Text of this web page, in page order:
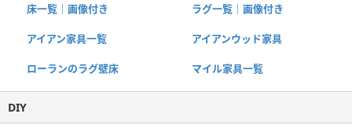
床一覧｜画像付き ラグ一覧｜画像付き
アイアン家具一覧 アイアンウッド家具
ローランのラグ壁床 マイル家具一覧
DIY